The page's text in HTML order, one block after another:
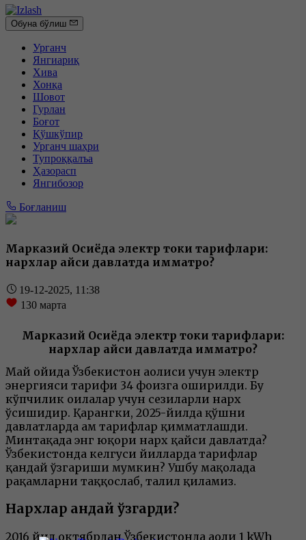
Обуна бўлиш
Урганч
Янгиариқ
Хива
Хонқа
Шовот
Гурлан
Боғот
Қўшкўпир
Урганч шаҳри
Тупроққалъа
Ҳазорасп
Янгибозор
Боғланиш
Марказий Осиёда электр токи тарифлари:
нархлар қайси давлатда қимматроқ?
19-12-2025, 11:38
130 марта
Марказий Осиёда электр токи тарифлари:
нархлар қайси давлатда қимматроқ?
Май ойида Ўзбекистон аҳолиси учун электр
энергияси тарифи 34 фоизга оширилди. Бу
кўпчилик оилалар учун сезиларли нарх
ўсишидир. Қарангки, 2025-йилда қўшни
давлатларда ҳам тарифлар қимматлашди.
Минтақада энг юқори нарх қайси давлатда?
Ўзбекистонда келгуси йилларда тарифлар
қандай ўзгариши мумкин? Ушбу мақолада
рақамларни таққослаб, таҳлил қиламиз.
Нархлар қандай ўзгарди?
2016 йил октябрдан Ўзбекистонда аҳоли 1 kWh